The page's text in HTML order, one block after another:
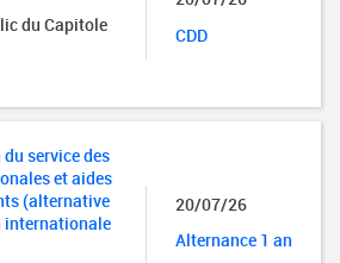
du Capitole
CDD
service des
et aides
(alternative
internationale
20/07/26
Alternance 1 an